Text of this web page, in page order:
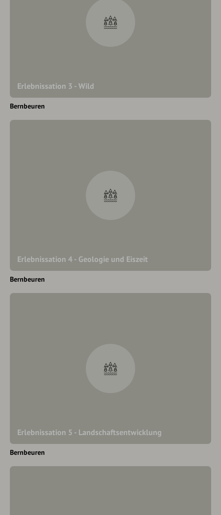
Erlebnissation 3 - Wild
Bernbeuren
Erlebnissation 4 - Geologie und Eiszeit
Bernbeuren
Erlebnissation 5 - Landschaftsentwicklung
Bernbeuren